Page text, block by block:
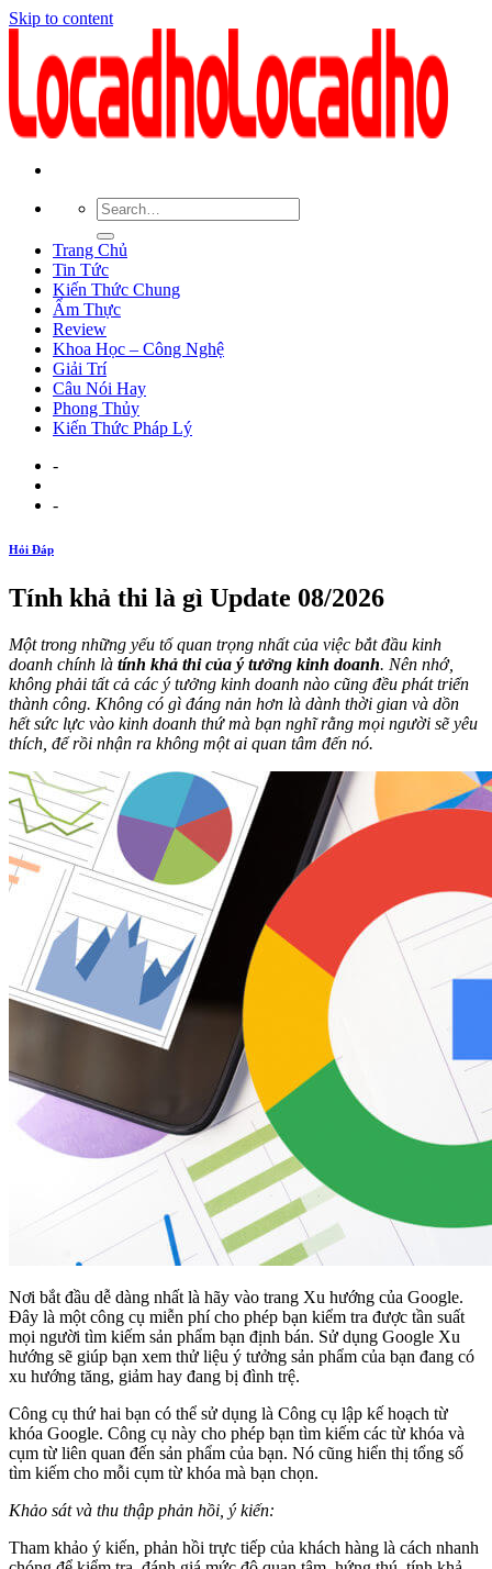
Skip to content
Trang Chủ
Tin Tức
Kiến Thức Chung
Ẩm Thực
Review
Khoa Học – Công Nghệ
Giải Trí
Câu Nói Hay
Phong Thủy
Kiến Thức Pháp Lý
-
-
Hỏi Đáp
Tính khả thi là gì Update 08/2026
Một trong những yếu tố quan trọng nhất của việc bắt đầu kinh
doanh chính là tính khả thi của ý tưởng kinh doanh. Nên nhớ,
không phải tất cả các ý tưởng kinh doanh nào cũng đều phát triển
thành công. Không có gì đáng nản hơn là dành thời gian và dồn
hết sức lực vào kinh doanh thứ mà bạn nghĩ rằng mọi người sẽ yêu
thích, để rồi nhận ra không một ai quan tâm đến nó.
Nơi bắt đầu dễ dàng nhất là hãy vào trang Xu hướng của Google.
Đây là một công cụ miễn phí cho phép bạn kiểm tra được tần suất
mọi người tìm kiếm sản phẩm bạn định bán. Sử dụng Google Xu
hướng sẽ giúp bạn xem thử liệu ý tưởng sản phẩm của bạn đang có
xu hướng tăng, giảm hay đang bị đình trệ.
Công cụ thứ hai bạn có thể sử dụng là Công cụ lập kế hoạch từ
khóa Google. Công cụ này cho phép bạn tìm kiếm các từ khóa và
cụm từ liên quan đến sản phẩm của bạn. Nó cũng hiển thị tổng số
tìm kiếm cho mỗi cụm từ khóa mà bạn chọn.
Khảo sát và thu thập phản hồi, ý kiến:
Tham khảo ý kiến, phản hồi trực tiếp của khách hàng là cách nhanh